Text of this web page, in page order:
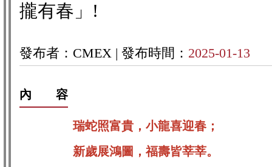
攏有春」!
發布者：CMEX | 發布時間： 2025-01-13
內 容
瑞蛇照富貴，小龍喜迎春；
新歲展鴻圖，福壽皆莘莘。